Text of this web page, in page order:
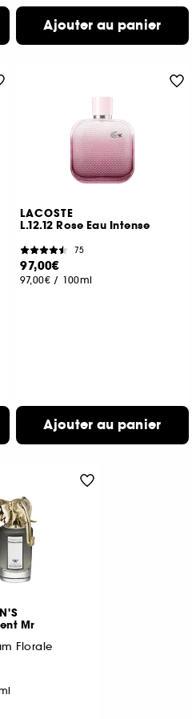
Ajouter au panier
LACOSTE
L.12.12 Rose Eau Intense
75
97,00€
97,00€ / 100ml
Ajouter au panier
Mr
Florale